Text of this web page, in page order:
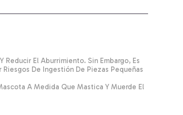
El Aburrimiento. Sin Embargo, Es
De Ingestión De Piezas Pequeñas
A Medida Que Mastica Y Muerde El